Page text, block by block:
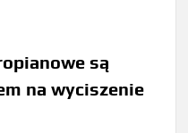
są
na wyciszenie